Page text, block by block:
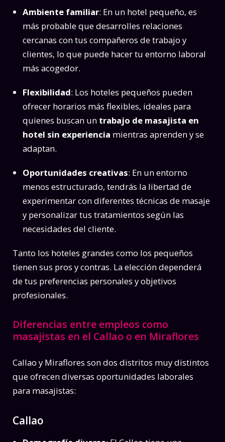
Ambiente familiar: En un hotel pequeño, es
más probable que desarrolles relaciones
cercanas con tus compañeros de trabajo y
clientes, lo que puede hacer tu entorno laboral
más acogedor.
Flexibilidad: Los hoteles pequeños pueden
ofrecer horarios más flexibles, ideales para
quienes buscan un trabajo de masajista en
hotel sin experiencia mientras aprenden y se
adaptan.
Oportunidades creativas: En un entorno
menos estructurado, tendrás la libertad de
experimentar con diferentes técnicas de masaje
y personalizar tus tratamientos según las
necesidades del cliente.
Tanto los hoteles grandes como los pequeños
tienen sus pros y contras. La elección dependerá
de tus preferencias personales y objetivos
profesionales.
Diferencias entre empleos como
masajistas en el Callao o en Miraflores
Callao y Miraflores son dos distritos muy distintos
que ofrecen diversas oportunidades laborales
para masajistas:
Callao